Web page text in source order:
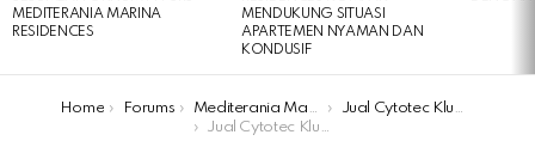
MEDITERANIA MARINA
RESIDENCES
MENDUKUNG SITUASI
APARTEMEN NYAMAN DAN
KONDUSIF
You are here:
Home Forums Mediterania Marina Residences
Jual Cytotec Klungkung ​​️085176963835​ Klinik Obat Aborsi Klungkung
Jual Cytotec Klungkung ​​️085176963835​ Klinik Obat Aborsi Klungkung